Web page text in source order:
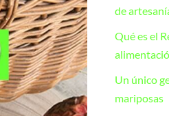
de
Qué es el
Un único
mariposas